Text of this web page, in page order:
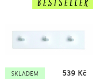
SKLADEM 539 Kč